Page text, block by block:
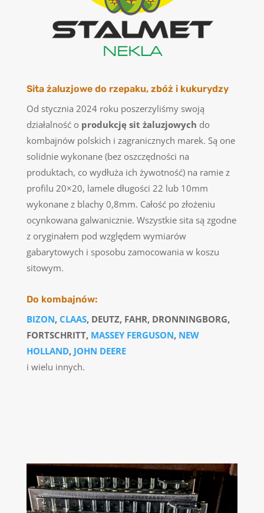
Sita żaluzjowe do rzepaku, zbóż i kukurydzy
Od stycznia 2024 roku poszerzyliśmy swoją
działalność o produkcję sit żaluzjowych do
kombajnów polskich i zagranicznych marek. Są one
solidnie wykonane (bez oszczędności na
produktach, co wydłuża ich żywotność) na ramie z
profilu 20×20, lamele długości 22 lub 10mm
wykonane z blachy 0,8mm. Całość po złożeniu
ocynkowana galwanicznie. Wszystkie sita są zgodne
z oryginałem pod względem wymiarów
gabarytowych i sposobu zamocowania w koszu
sitowym.
Do kombajnów:
BIZON, CLAAS, DEUTZ, FAHR, DRONNINGBORG,
FORTSCHRITT, MASSEY FERGUSON, NEW
HOLLAND, JOHN DEERE
i wielu innych.